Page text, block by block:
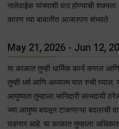
नातेवाईक यांच्याशी वाद होण्याची
कारण त्या बाबातीत आजारपण संभवते.
May 21, 2026 - Jun 12,
या काळात तुम्ही धार्मिक कार्य कराल
तुम्ही धर्म आणि अध्यात्म यात रुची घ्याल.
आयुष्यात तुम्हाला भागिदारी लाभदायी
ज्या आयुष्य बदलून टाकणाऱ्या बदलाची
घडणार आहे. या काळात तुम्हाला अधिकार